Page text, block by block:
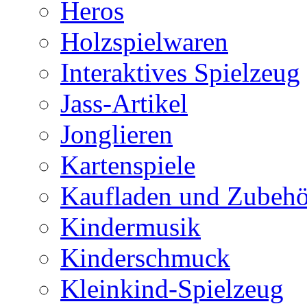
Heros
Holzspielwaren
Interaktives Spielzeug
Jass-Artikel
Jonglieren
Kartenspiele
Kaufladen und
Kindermusik
Kinderschmuck
Kleinkind-Spielzeug